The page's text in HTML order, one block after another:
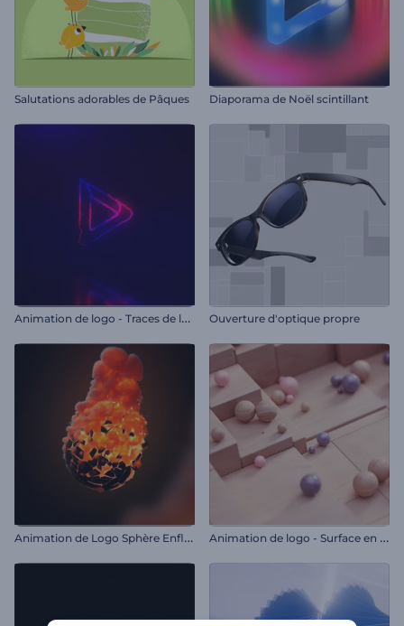
Salutations adorables de Pâques Diaporama de Noël scintillant
A
nimation de logo - Traces de lumière Ouverture d'optique propre
A
nimation de Logo Sphère Enflammée A
nimation de logo - Surface en mosaïque